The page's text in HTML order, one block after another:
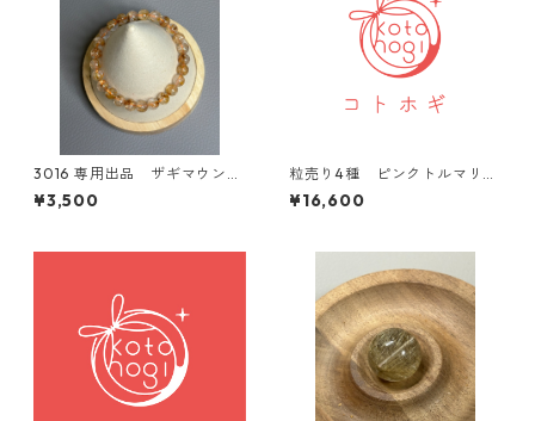
3016 専用出品 ザギマウンテ
ンクォーツ（オレンジ）7mm
¥3,500
粒売り4種 ピンクトルマリン
他
¥16,600